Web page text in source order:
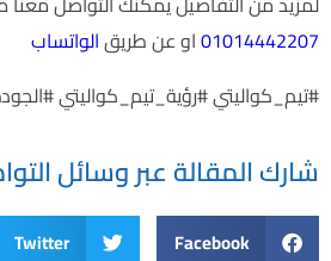
01014442207او عن طريقالواتساب
#تيم_كواليتي #رؤية_تيم_كواليتي
شارك المقالة عبر وسائل
Facebook
Twitter